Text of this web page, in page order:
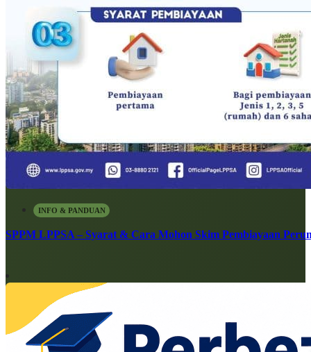
INFO & PANDUAN
SPPM LPPSA – Syarat & Cara Mohon Skim Pembiayaan